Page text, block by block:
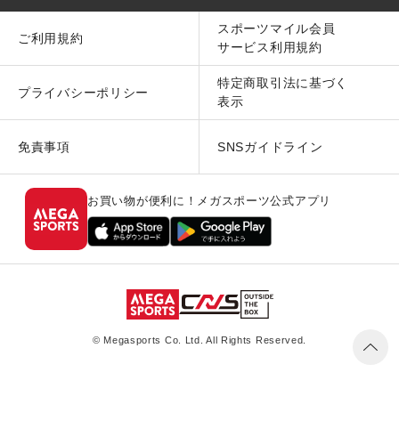
ご利用規約
スポーツマイル会員
サービス利用規約
プライバシーポリシー
特定商取引法に基づく
表示
免責事項 SNSガイドライン
お買い物が便利に！メガスポーツ公式アプリ
© Megasports Co. Ltd. All Rights Reserved.